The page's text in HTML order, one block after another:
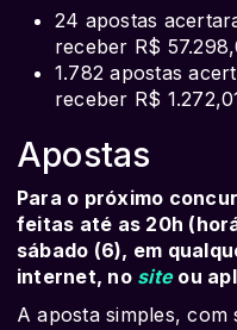
24 apostas
receber R$
1.782 apostas
receber R$
Apostas
Para o próximo
feitas até as 20h
sábado (6), em
internet, no siteou
A aposta simples, com